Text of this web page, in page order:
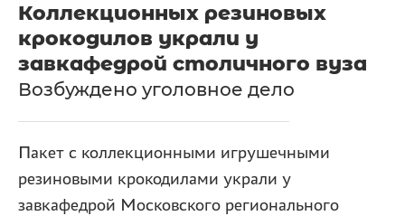
Коллекционных резиновых
крокодилов украли у
завкафедрой столичного вуза
Возбуждено уголовное дело
Пакет с коллекционными игрушечными
резиновыми крокодилами украли у
завкафедрой Московского регионального